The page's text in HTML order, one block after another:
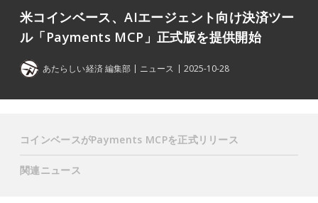
米コインベース、AIエージェント向け決済ツー
ル「Payments MCP」正式版を提供開始
あたらしい経済 編集部 ニュース 2025-10-28
コインベースがPayments MCPを正式リリース
関連ニュース